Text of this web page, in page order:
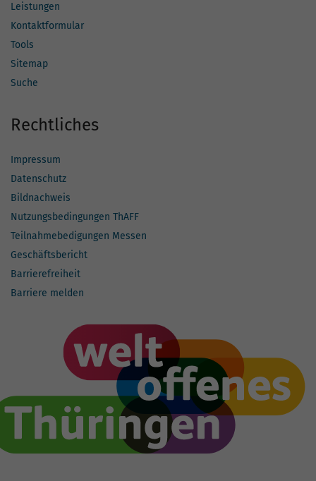
Leistungen
Kontaktformular
Tools
Sitemap
Suche
Rechtliches
Impressum
Datenschutz
Bildnachweis
Nutzungsbedingungen ThAFF
Teilnahmebedigungen Messen
Geschäftsbericht
Barrierefreiheit
Barriere melden